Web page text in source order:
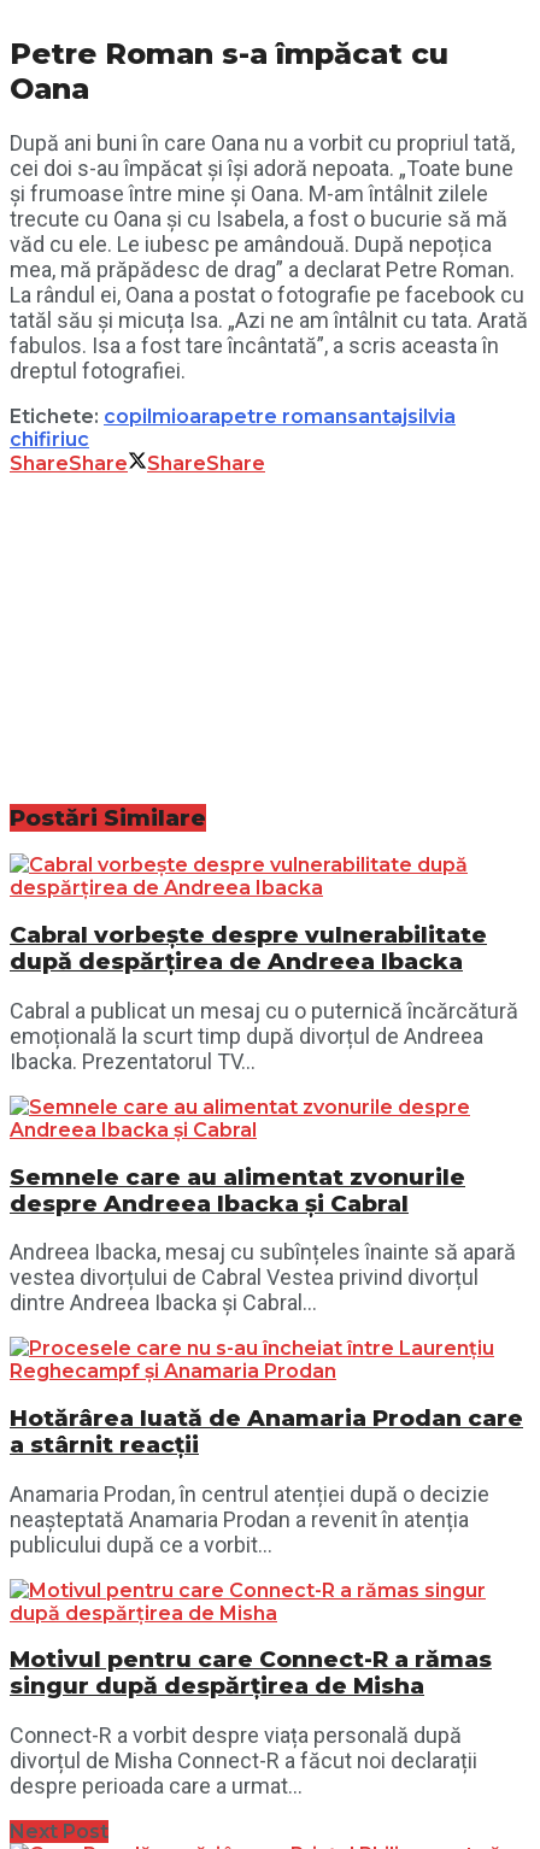
Petre Roman s-a împăcat cu
Oana
După ani buni în care Oana nu a vorbit cu propriul tată,
cei doi s-au împăcat și își adoră nepoata. „Toate bune
și frumoase între mine și Oana. M-am întâlnit zilele
trecute cu Oana și cu Isabela, a fost o bucurie să mă
văd cu ele. Le iubesc pe amândouă. După nepoțica
mea, mă prăpădesc de drag” a declarat Petre Roman.
La rândul ei, Oana a postat o fotografie pe facebook cu
tatăl său și micuța Isa. „Azi ne am întâlnit cu tata. Arată
fabulos. Isa a fost tare încântată”, a scris aceasta în
dreptul fotografiei.
Etichete: copilmioarapetre romansantajsilvia
chifiriuc
ShareShare ShareShare
Postări Similare
Cabral vorbește despre vulnerabilitate
după despărțirea de Andreea Ibacka
Cabral a publicat un mesaj cu o puternică încărcătură
emoțională la scurt timp după divorțul de Andreea
Ibacka. Prezentatorul TV...
Semnele care au alimentat zvonurile
despre Andreea Ibacka și Cabral
Andreea Ibacka, mesaj cu subînțeles înainte să apară
vestea divorțului de Cabral Vestea privind divorțul
dintre Andreea Ibacka și Cabral...
Hotărârea luată de Anamaria Prodan care
a stârnit reacții
Anamaria Prodan, în centrul atenției după o decizie
neașteptată Anamaria Prodan a revenit în atenția
publicului după ce a vorbit...
Motivul pentru care Connect-R a rămas
singur după despărțirea de Misha
Connect-R a vorbit despre viața personală după
divorțul de Misha Connect-R a făcut noi declarații
despre perioada care a urmat...
Next Post